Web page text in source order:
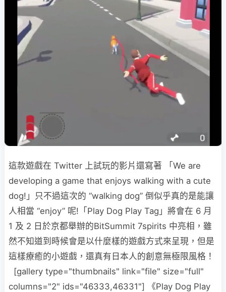
這款遊戲在 Twitter 上試玩的影片還寫著 「We are
developing a game that enjoys walking with a cute
dog!」只不過這次的 “walking dog” 倒似乎真的是能讓
人相當 “enjoy” 呢!「Play Dog Play Tag」將會在 6 月
1 及 2 日於京都舉辦的BitSummit 7spirits 中亮相，雖
然不知道到時候會是以什麼樣的遊戲方式來呈現，但是
這樣療癒的小遊戲，還真有日本人的創意無極限風格！
[gallery type="thumbnails" link="file" size="full"
columns="2" ids="46333,46331"] 《Play Dog Play